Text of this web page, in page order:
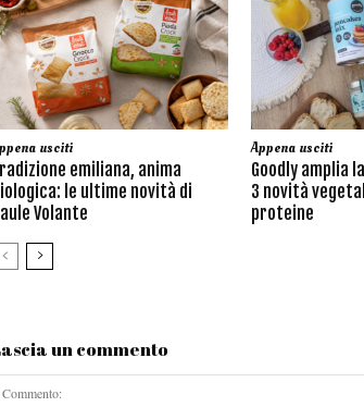
usciti
emiliana, anima
le ultime novità di
Volante
Appena usciti
Goodly amplia
3 novità
proteine
un commento